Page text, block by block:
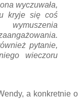
wyczuwała,
kryje się coś
pytanie,
wieczoru
a konkretnie o